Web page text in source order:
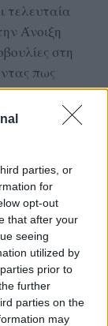
parties, or
for
opt-out
that after your
seeing
utilized by
prior to
further
parties on the
may
τελευταία
Άνοιξη
στη
πως
Ομάδας
και